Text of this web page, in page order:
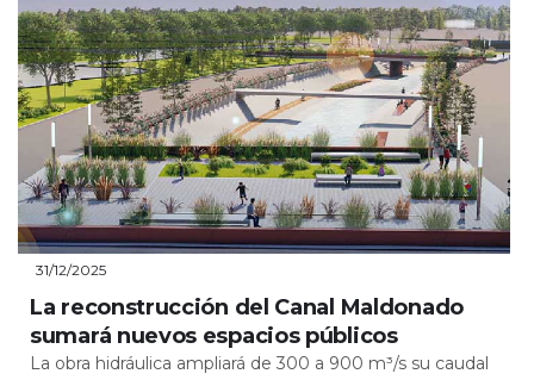
31/12/2025
La reconstrucción del Canal Maldonado
sumará nuevos espacios públicos
La obra hidráulica ampliará de 300 a 900 m³/s su caudal